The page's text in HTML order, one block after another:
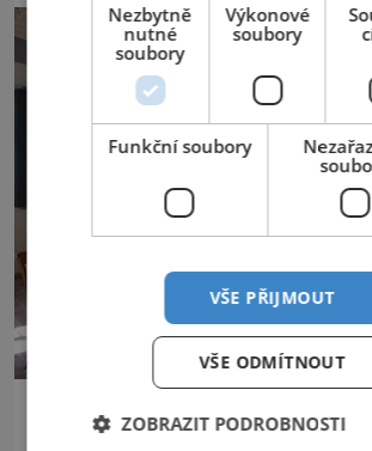
Nezbytně
nutné
soubory
Výkonové
soubory
Funkční soubory
VŠE PŘIJMOUT
VŠE ODMÍTNOUT
ZOBRAZIT PODROBNOSTI